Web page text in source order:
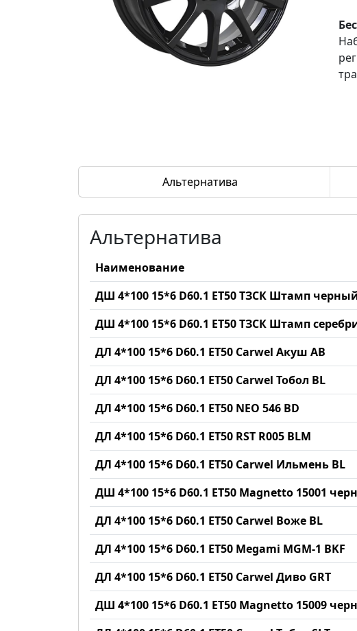
Альтернатива
Альтернатива
Наименование
ДШ 4*100 15*6 D60.1 ET50 ТЗСК Штамп
ДШ 4*100 15*6 D60.1 ET50 ТЗСК Штамп
ДЛ 4*100 15*6 D60.1 ET50 Carwel Акуш AB
ДЛ 4*100 15*6 D60.1 ET50 Carwel Тобол BL
ДЛ 4*100 15*6 D60.1 ET50 NEO 546 BD
ДЛ 4*100 15*6 D60.1 ET50 RST R005 BLM
ДЛ 4*100 15*6 D60.1 ET50 Carwel Ильмень BL
ДШ 4*100 15*6 D60.1 ET50 Magnetto 15001
ДЛ 4*100 15*6 D60.1 ET50 Carwel Воже BL
ДЛ 4*100 15*6 D60.1 ET50 Megami MGM-1 BKF
ДЛ 4*100 15*6 D60.1 ET50 Carwel Диво GRT
ДШ 4*100 15*6 D60.1 ET50 Magnetto 15009